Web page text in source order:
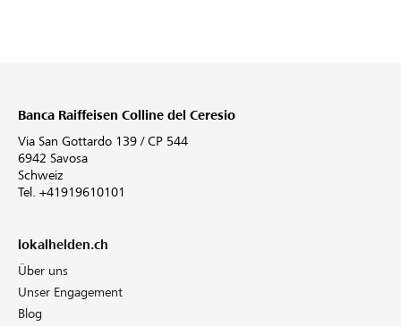
Banca Raiffeisen Colline del Ceresio
Via San Gottardo 139 / CP 544
6942 Savosa
Schweiz
Tel. +41919610101
lokalhelden.ch
Über uns
Unser Engagement
Blog